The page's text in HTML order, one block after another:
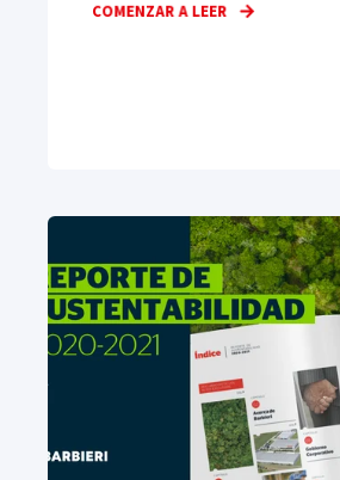
COMENZAR A LEER